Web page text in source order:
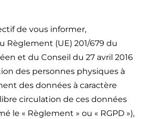
de vous informer,
Règlement (UE) 201/679 du
et du Conseil du 27 avril 2016
des personnes physiques à
des données à caractère
circulation de ces données
le « Règlement » ou « RGPD »),